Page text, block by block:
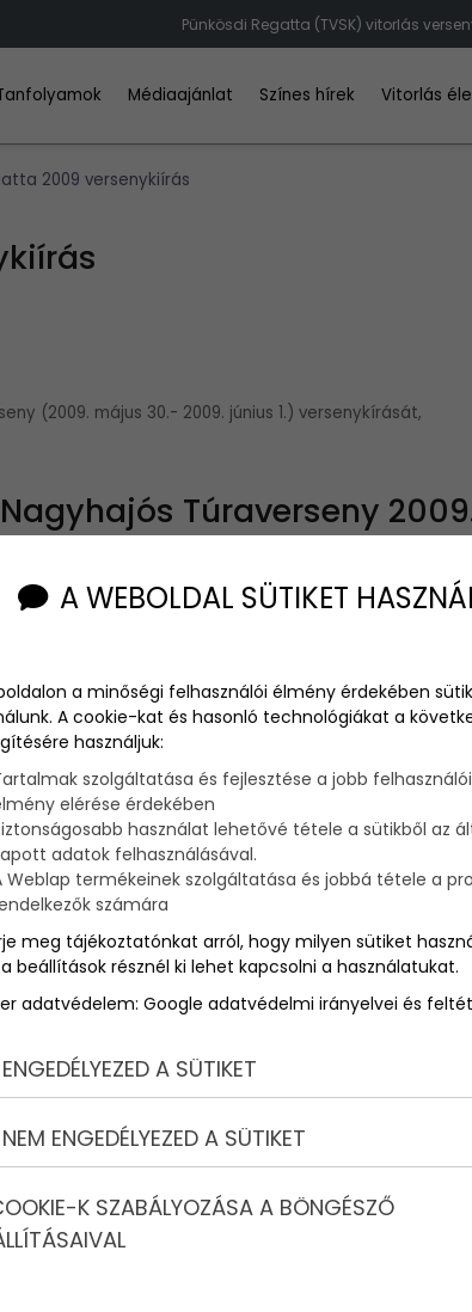
Pünkösdi Regatta (TVSK) vitorlás
Médiaajánlat Színes hírek Vitorlás
2009 versenykiírás
(2009. május 30.- 2009. június 1.) versenykírását,
Nagyhajós Túraverseny
30-31, június 01.)
én).
május 31-én).
(ISAF) versenyszabályai (RRS 2009-2012 ), az
a Biztonsági szabályzat, a kiírt
kategória
és felmért hajóosztályok egytestű hajói és az ezekbe
osztály (8R,6R,75-ös, 55-ös, 40-es), 70-es, 50-es,
99, Sudár Regatta, Sudár Sport, 8M One Design,
Jolle,
A WEBOLDAL SÜTIKET
a minőségi felhasználói élmény érdekében
A cookie-kat és hasonló technológiákat a
használjuk:
szolgáltatása és fejlesztése a jobb felhasználói
elérése érdekében
használat lehetővé tétele a sütikből az
adatok felhasználásával.
Weblap termékeinek szolgáltatása és jobbá tétele a
számára
meg tájékoztatónkat arról, hogy milyen sütiket
beállítások résznél ki lehet kapcsolni a használatukat.
adatvédelem: Google adatvédelmi irányelvei és
A SÜTIKET
ENGEDÉLYEZED A SÜTIKET
K SZABÁLYOZÁSA A BÖNGÉSZŐ